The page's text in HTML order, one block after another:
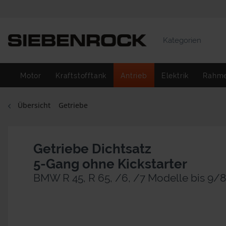
Kategorien
Motor Kraftstofftank Antrieb Elektrik
Übersicht Getriebe
Getriebe Dichtsatz
5-Gang ohne Kickstarter
BMW R 45, R 65, /6, /7 Modelle bis 9/